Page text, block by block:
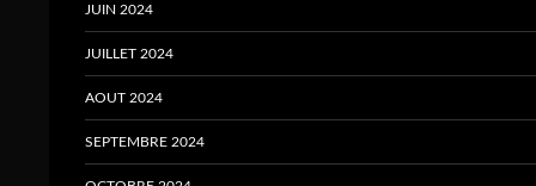
JUIN 2024
JUILLET 2024
AOUT 2024
SEPTEMBRE 2024